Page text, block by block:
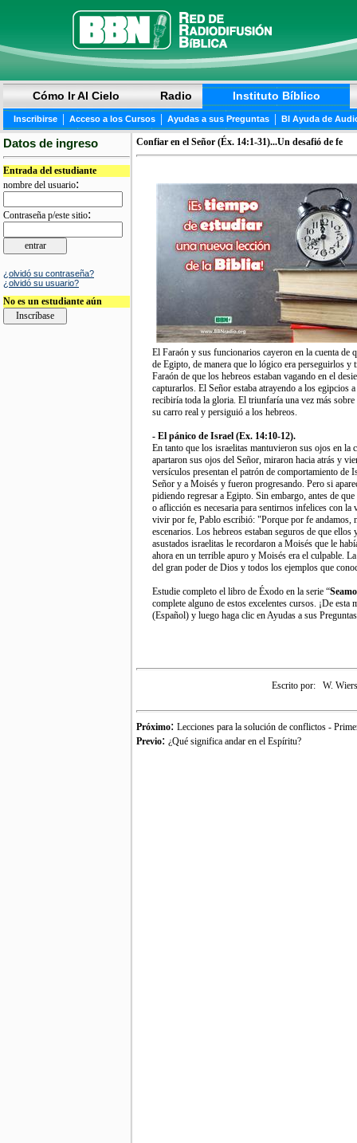
Cómo Ir Al Cielo Radio Instituto Bíblico
Inscribirse | Acceso a los Cursos | Ayudas a sus Preguntas | BI Ayuda de
Datos de ingreso
Entrada del estudiante
nombre del usuario:
Contraseña p/este sitio:
¿olvidó su contraseña?
¿olvidó su usuario?
No es un estudiante aún
Confiar en el Señor (Éx. 14:1-31)...Un desafió de fe
El Faraón y sus funcionarios cayeron en la cuenta de
de Egipto, de manera que lo lógico era perseguirlos
Faraón de que los hebreos estaban vagando en el
capturarlos. El Señor estaba atrayendo a los egipcios
recibiría toda la gloria. El triunfaría una vez más
su carro real y persiguió a los hebreos.
- El pánico de Israel (Ex. 14:10-12).
En tanto que los israelitas mantuvieron sus ojos en
apartaron sus ojos del Señor, miraron hacia atrás y
versículos presentan el patrón de comportamiento de
Señor y a Moisés y fueron progresando. Pero si
pidiendo regresar a Egipto. Sin embargo, antes de
o aflicción es necesaria para sentirnos infelices con
vivir por fe, Pablo escribió: "Porque por fe andamos,
escenarios. Los hebreos estaban seguros de que
asustados israelitas le recordaron a Moisés que le
ahora en un terrible apuro y Moisés era el culpable.
del gran poder de Dios y todos los ejemplos que
Estudie completo el libro de Éxodo en la serie “
complete alguno de estos excelentes cursos. ¡De
(Español) y luego haga clic en Ayudas a sus
Escrito por: W.
Próximo: Lecciones para la solución de conflictos -
Previo: ¿Qué significa andar en el Espíritu?